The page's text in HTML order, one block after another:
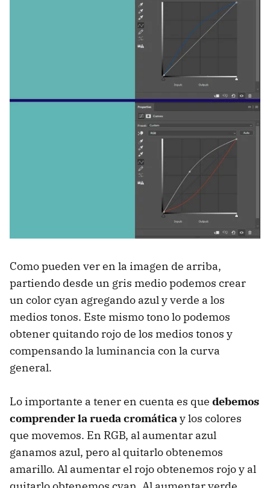
Como pueden ver en la imagen de arriba,
partiendo desde un gris medio podemos crear
un color cyan agregando azul y verde a los
medios tonos. Este mismo tono lo podemos
obtener quitando rojo de los medios tonos y
compensando la luminancia con la curva
general.
Lo importante a tener en cuenta es que debemos
comprender la rueda cromáticay los colores
que movemos. En RGB, al aumentar azul
ganamos azul, pero al quitarlo obtenemos
amarillo. Al aumentar el rojo obtenemos rojo y al